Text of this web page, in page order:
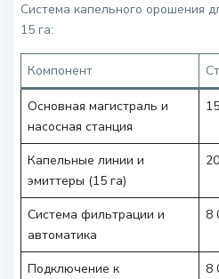
Система капельного орошения
15 га:
Компонент
Основная магистраль и
насосная станция
Капельные линии и
эмиттеры (15 га)
Система фильтрации и
автоматика
8
Подключение к
8